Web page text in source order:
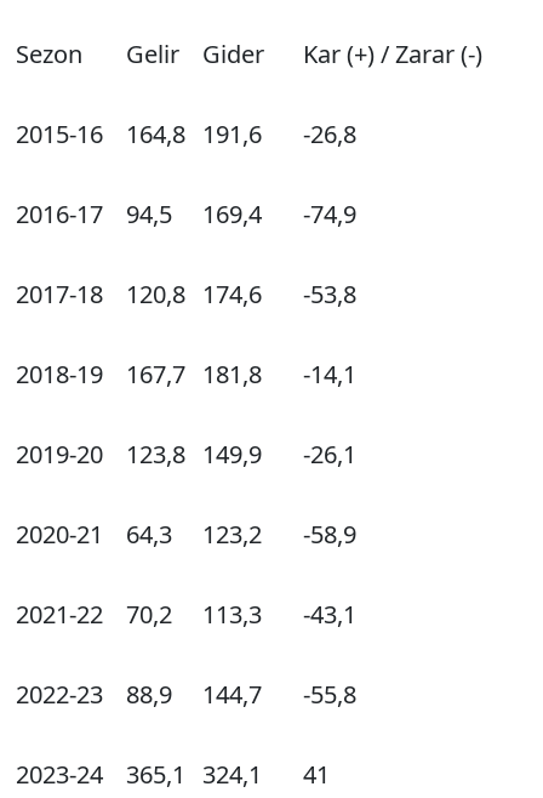
Sezon Gelir Gider Kar (+) / Zarar (-)
2015-16 164,8 191,6 -26,8
2016-17 94,5 169,4 -74,9
2017-18 120,8 174,6 -53,8
2018-19 167,7 181,8 -14,1
2019-20 123,8 149,9 -26,1
2020-21 64,3 123,2 -58,9
2021-22 70,2 113,3 -43,1
2022-23 88,9 144,7 -55,8
2023-24 365,1 324,1 41